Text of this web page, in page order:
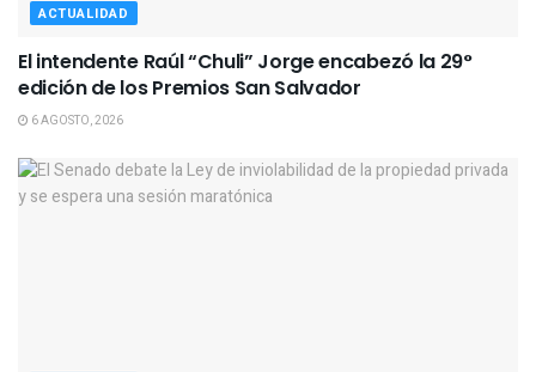
ACTUALIDAD
El intendente Raúl “Chuli” Jorge encabezó la 29°
edición de los Premios San Salvador
6 AGOSTO, 2026